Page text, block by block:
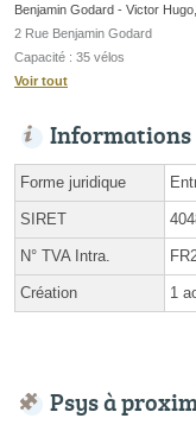
Benjamin Godard - Victor
2 Rue Benjamin Godard
Capacité : 35 vélos
Voir tout
Informations
Forme juridique
SIRET
N° TVA Intra.
Création 1
Psys à